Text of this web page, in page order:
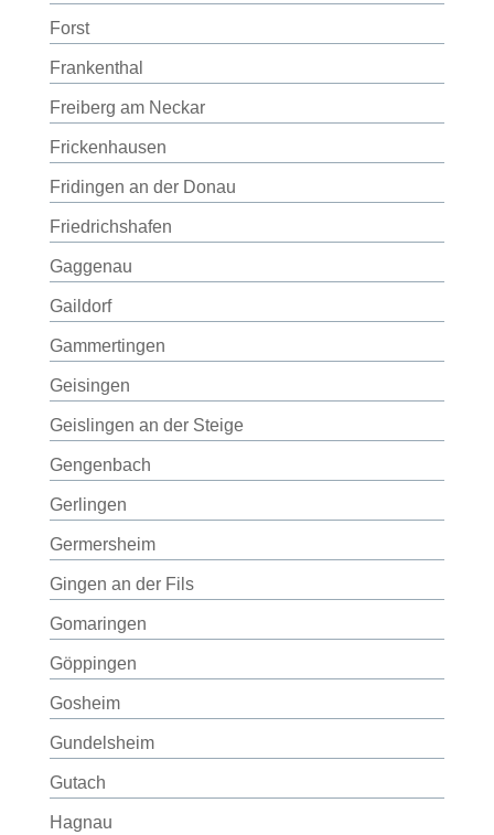
Forst
Frankenthal
Freiberg am Neckar
Frickenhausen
Fridingen an der Donau
Friedrichshafen
Gaggenau
Gaildorf
Gammertingen
Geisingen
Geislingen an der Steige
Gengenbach
Gerlingen
Germersheim
Gingen an der Fils
Gomaringen
Göppingen
Gosheim
Gundelsheim
Gutach
Hagnau